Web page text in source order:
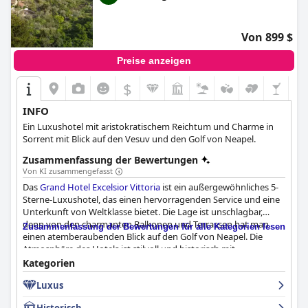
Von 899 $
Preise anzeigen
$
INFO
Ein Luxushotel mit aristokratischem Reichtum und Charme in
Sorrent mit Blick auf den Vesuv und den Golf von Neapel.
Zusammenfassung der Bewertungen
Von KI zusammengefasst
DasGrand Hotel Excelsior Vittoria ist ein außergewöhnliches 5-
Sterne-Luxushotel, das einen hervorragenden Service und eine
Unterkunft von Weltklasse bietet. Die Lage ist unschlagbar,
denn von den charmanten Balkonen und Terrassen hat man
einen atemberaubenden Blick auf den Golf von Neapel. Die
Atmosphäre des Hotels ist stilvoll und historisch mit
wunderschön dekorierten Zimmern und mit Fresken
geschmückten Sälen. Die meisten Gäste schwärmen von der
unglaublichen Kulisse, die die ganze Stadt um das Hotel herum
bildet. Das Frühstück ist hervorragend und bietet eine große
Zusammenfassung der Bewertungen für alle Kategorien lesen
Kategorien
Luxus